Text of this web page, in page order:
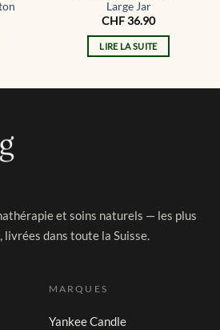
Large Jar
CHF36.90
LIRE LA SUITE
et soins naturels — les plus
dans toute la Suisse.
MARQUES
Yankee Candle